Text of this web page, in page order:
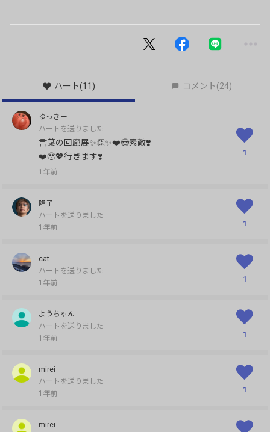
ハート(11) コメント(24)
ゆっきー
ハートを送りました
言葉の回廊展✨👏✨❤️😍素敵❣️
❤️🥹💖行きます❣️
1年前
1
隆子
ハートを送りました
1年前
1
cat
ハートを送りました
1年前
1
ようちゃん
ハートを送りました
1年前
1
mirei
ハートを送りました
1年前
1
mirei